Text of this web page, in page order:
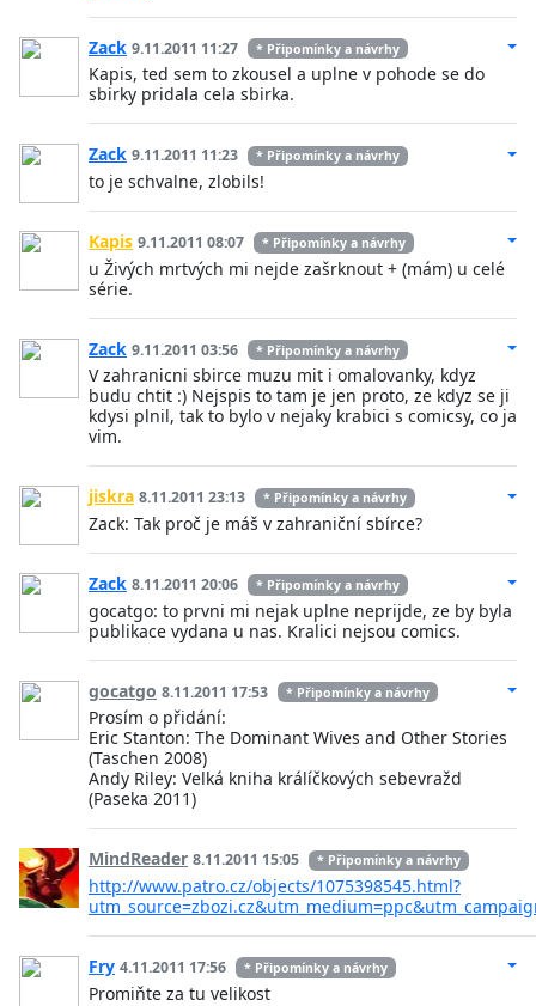
Zack 9.11.2011 11:27 * Připomínky a návrhy
Kapis, ted sem to zkousel a uplne v pohode se do
sbirky pridala cela sbirka.
Zack 9.11.2011 11:23 * Připomínky a návrhy
to je schvalne, zlobils!
Kapis 9.11.2011 08:07 * Připomínky a návrhy
u Živých mrtvých mi nejde zašrknout + (mám) u celé
série.
Zack 9.11.2011 03:56 * Připomínky a návrhy
V zahranicni sbirce muzu mit i omalovanky, kdyz
budu chtit :) Nejspis to tam je jen proto, ze kdyz se ji
kdysi plnil, tak to bylo v nejaky krabici s comicsy, co ja
vim.
jiskra 8.11.2011 23:13 * Připomínky a návrhy
Zack: Tak proč je máš v zahraniční sbírce?
Zack 8.11.2011 20:06 * Připomínky a návrhy
gocatgo: to prvni mi nejak uplne neprijde, ze by byla
publikace vydana u nas. Kralici nejsou comics.
gocatgo 8.11.2011 17:53 * Připomínky a návrhy
Prosím o přidání:
Eric Stanton: The Dominant Wives and Other Stories
(Taschen 2008)
Andy Riley: Velká kniha králíčkových sebevražd
(Paseka 2011)
MindReader 8.11.2011 15:05 * Připomínky a návrhy
http://www.patro.cz/objects/1075398545.html?
Fry 4.11.2011 17:56 * Připomínky a návrhy
Promiňte za tu velikost